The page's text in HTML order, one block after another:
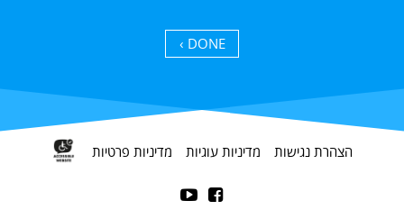
DONE ›
מדיניות פרטיות מדיניות עוגיות הצהרת נגישות

